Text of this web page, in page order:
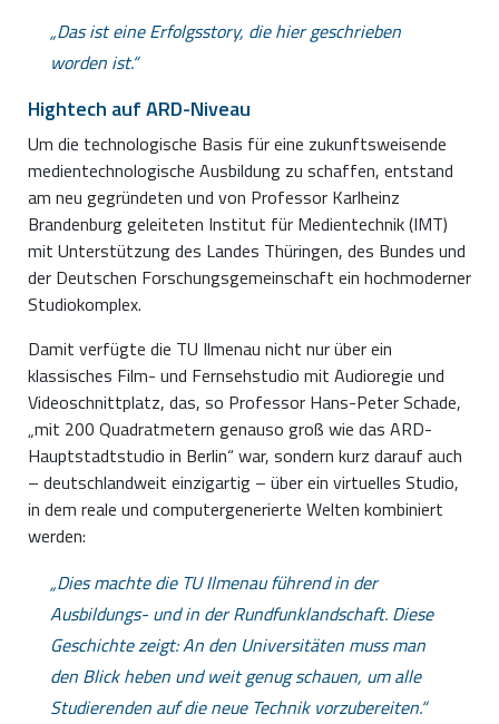
Das ist eine Erfolgsstory, die hier geschrieben
worden ist.
Hightech auf ARD-Niveau
Um die technologische Basis für eine zukunftsweisende
medientechnologische Ausbildung zu schaffen, entstand
am neu gegründeten und von Professor Karlheinz
Brandenburg geleiteten Institut für Medientechnik (IMT)
mit Unterstützung des Landes Thüringen, des Bundes und
der Deutschen Forschungsgemeinschaft ein hochmoderner
Studiokomplex.
Damit verfügte die TU Ilmenau nicht nur über ein
klassisches Film- und Fernsehstudio mit Audioregie und
Videoschnittplatz, das, so Professor Hans-Peter Schade,
„mit 200 Quadratmetern genauso groß wie das ARD-
Hauptstadtstudio in Berlin“ war, sondern kurz darauf auch
– deutschlandweit einzigartig – über ein virtuelles Studio,
in dem reale und computergenerierte Welten kombiniert
werden:
Dies machte die TU Ilmenau führend in der
Ausbildungs- und in der Rundfunklandschaft. Diese
Geschichte zeigt: An den Universitäten muss man
den Blick heben und weit genug schauen, um alle
Studierenden auf die neue Technik vorzubereiten.